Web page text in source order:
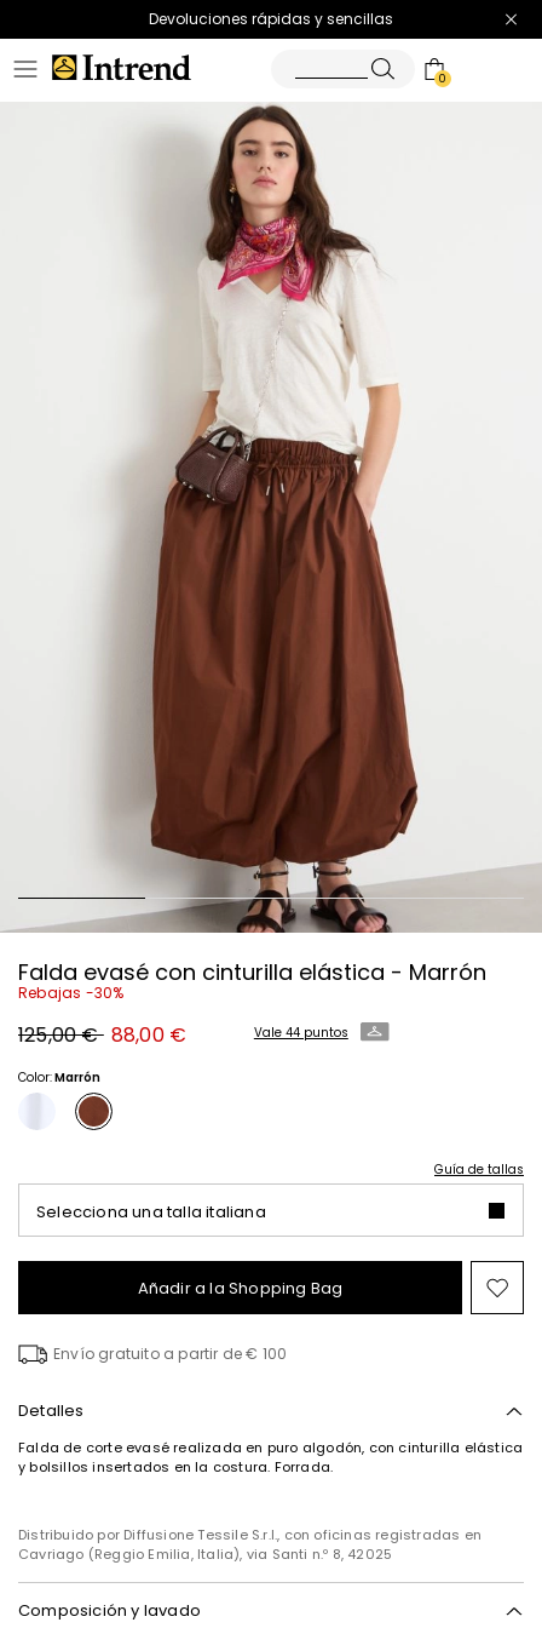
Devoluciones rápidas y sencillas
0
Falda evasé con cinturilla elástica - Marrón
Rebajas -30%
Precio
original
€
125,00 € Precio
nuevo
88,00 € Vale 44 puntos
Color:Marrón
Guía de tallas
Selecciona una talla italiana
Añadir a la Shopping Bag
en
Envío gratuito a partir de € 100
Detalles
Falda de corte evasé realizada en puro algodón, con cinturilla elástica
y bolsillos insertados en la costura. Forrada.
Distribuido por Diffusione Tessile S.r.l., con oficinas registradas en
Cavriago (Reggio Emilia, Italia), via Santi n.º 8, 42025
Composición y lavado